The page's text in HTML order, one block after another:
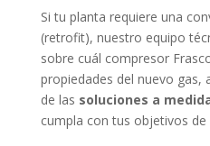
Si tu planta requiere una
(retrofit), nuestro equipo
sobre cuál compresor
propiedades del nuevo gas,
de las soluciones a
cumpla con tus objetivos de